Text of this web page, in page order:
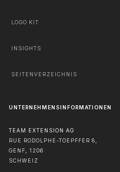
LOGO KIT
INSIGHTS
SEITENVERZEICHNIS
UNTERNEHMENSINFORMATIONEN
TEAM EXTENSION AG
RUE RODOLPHE-TOEPFFER 8,
GENF, 1206
SCHWEIZ